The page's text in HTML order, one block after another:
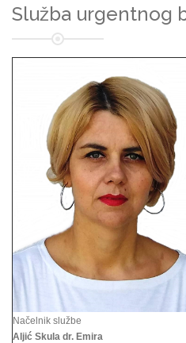
Služba urgentnog
Načelnik službe
Aljić Skula dr. Emira